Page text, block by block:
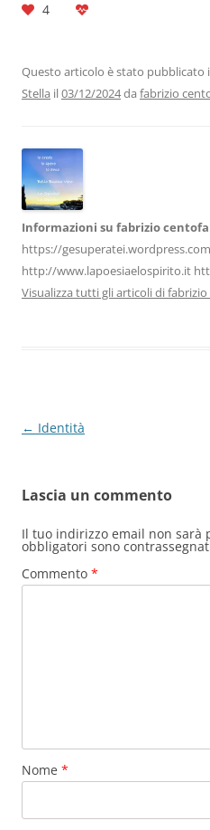
b
o
o
k
dI
n
A
p
4
Questo articolo è stato pubblicato
Stella il03/12/2024da fabrizio
Informazioni su fabrizio
https://gesuperatei.wordpress.com
http://www.lapoesiaelospirito.it
Visualizza tutti gli articoli di
Navigazione
← Identità
Lascia un commento
Il tuo indirizzo email non sarà
obbligatori sono
Commento *
Nome *